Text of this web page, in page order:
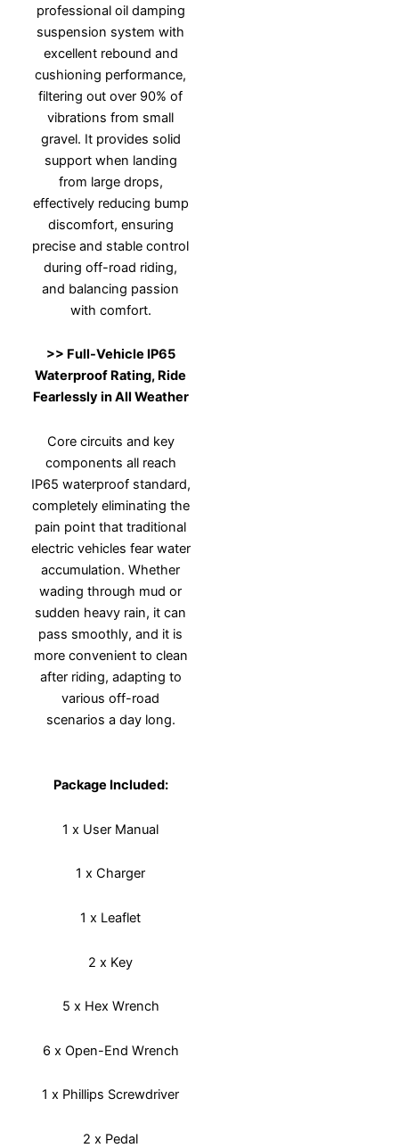
professional oil damping
suspension system with
excellent rebound and
cushioning performance,
filtering out over 90% of
vibrations from small
gravel. It provides solid
support when landing
from large drops,
effectively reducing bump
discomfort, ensuring
precise and stable control
during off-road riding,
and balancing passion
with comfort.
>> Full-Vehicle IP65
Waterproof Rating, Ride
Fearlessly in All Weather
Core circuits and key
components all reach
IP65 waterproof standard,
completely eliminating the
pain point that traditional
electric vehicles fear water
accumulation. Whether
wading through mud or
sudden heavy rain, it can
pass smoothly, and it is
more convenient to clean
after riding, adapting to
various off-road
scenarios a day long.
Package Included:
1 x User Manual
1 x Charger
1 x Leaflet
2 x Key
5 x Hex Wrench
6 x Open-End Wrench
1 x Phillips Screwdriver
2 x Pedal